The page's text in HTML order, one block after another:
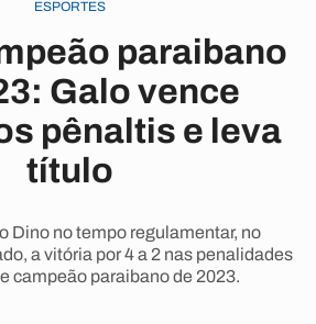
ESPORTES
paraibano
Galo vence
pênaltis e leva
título
Dino no tempo regulamentar, no
a vitória por 4 a 2 nas penalidades
campeão paraibano de 2023.